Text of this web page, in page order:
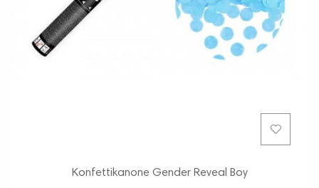
Konfettikanone Gender Reveal Boy